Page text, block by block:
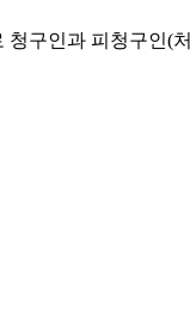
구인과 피청구인(